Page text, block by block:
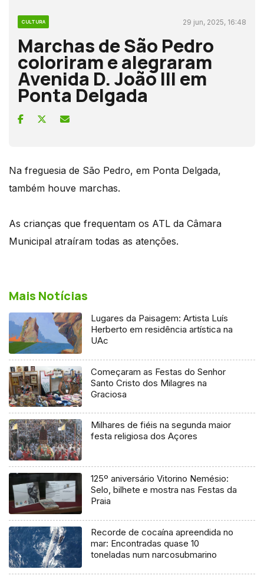
CULTURA 29 jun, 2025, 16:48
Marchas de São Pedro
coloriram e alegraram
Avenida D. João III em
Ponta Delgada
Na freguesia de São Pedro, em Ponta Delgada,
também houve marchas.
As crianças que frequentam os ATL da Câmara
Municipal atraíram todas as atenções.
Mais Notícias
Lugares da Paisagem: Artista Luís
Herberto em residência artística na
UAc
Começaram as Festas do Senhor
Santo Cristo dos Milagres na
Graciosa
Milhares de fiéis na segunda maior
festa religiosa dos Açores
125º aniversário Vitorino Nemésio:
Selo, bilhete e mostra nas Festas da
Praia
Recorde de cocaína apreendida no
mar: Encontradas quase 10
toneladas num narcosubmarino